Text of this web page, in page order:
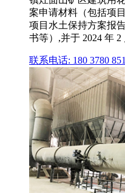
案申请材料（包括项
项目水土保持方案报
书等）,并于 2024 年 2
联系电话: 180 3780